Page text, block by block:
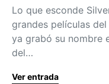
Lo que esconde
grandes películas
ya grabó su nombre
del…
Ver entrada